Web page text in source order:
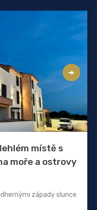
místě s
moře a ostrovy
západy slunce